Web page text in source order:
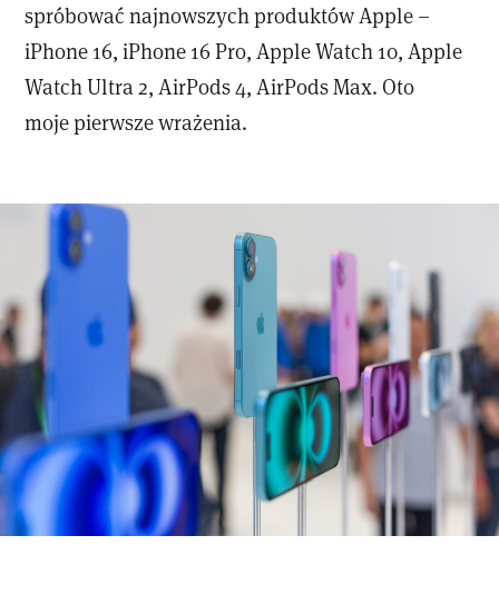
spróbować najnowszych produktów Apple –
iPhone 16, iPhone 16 Pro, Apple Watch 10, Apple
Watch Ultra 2, AirPods 4, AirPods Max. Oto
moje pierwsze wrażenia.